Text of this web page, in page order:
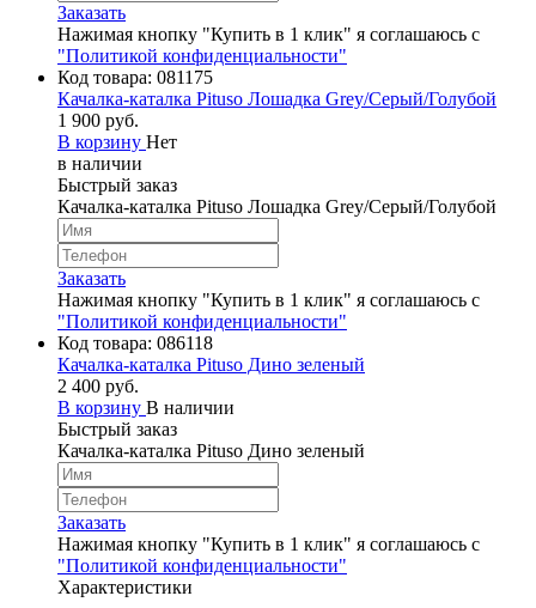
Заказать
Нажимая кнопку "Купить в 1 клик" я соглашаюсь с
"Политикой конфиденциальности"
Код товара: 081175
Качалка-каталка Pituso Лошадка Grey/Серый/Голубой
1 900 руб.
В корзину Нет
в наличии
Быстрый заказ
Качалка-каталка Pituso Лошадка Grey/Серый/Голубой
Заказать
Нажимая кнопку "Купить в 1 клик" я соглашаюсь с
"Политикой конфиденциальности"
Код товара: 086118
Качалка-каталка Pituso Дино зеленый
2 400 руб.
В корзину В наличии
Быстрый заказ
Качалка-каталка Pituso Дино зеленый
Заказать
Нажимая кнопку "Купить в 1 клик" я соглашаюсь с
"Политикой конфиденциальности"
Характеристики